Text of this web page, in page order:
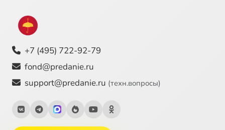
+7 (495) 722-92-79
fond@predanie.ru
support@predanie.ru (техн.вопросы)